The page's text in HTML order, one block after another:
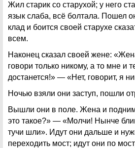
Жил старик со старухой; у него
язык слаба, всё болтала. Пошел
клад и боится своей старухе
всем.
Наконец сказал своей жене:
говори только никому, а то мне и
достанется!» — «Нет, говорит, я
Ночью взяли они заступ, пошли
Вышли они в поле. Жена и
это такое?» — «Молчи! Нынче
тучи шли». Идут они дальше и
переходить мост; идут они по